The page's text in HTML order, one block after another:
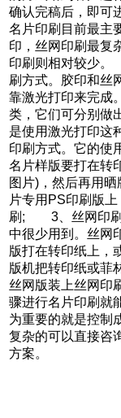
确认完稿后，即
名片印刷目前最主要
印，丝网印刷最复
印刷则相对较少
刷方式。胶印和
靠激光打印来完成
类，它们可分别
是使用激光打印这
印刷方式。它的
名片样版要打在转
图片)，然后再
片专用PS印刷版上
刷; 3、丝网印刷
中很少用到。丝网
版打在转印纸上
版机把转印纸或菲
丝网版装上丝网印
骤进行名片印刷就
为重要的就是控制成
复杂的可以直接咨
方案。